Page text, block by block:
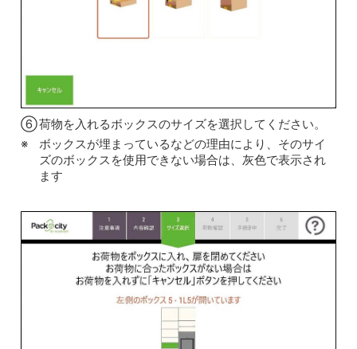
⑥荷物を入れるボックスのサイズを選択してください。
ボックスが埋まっているなどの理由により、そのサイ
ズのボックスを使用できない場合は、灰色で表示され
ます